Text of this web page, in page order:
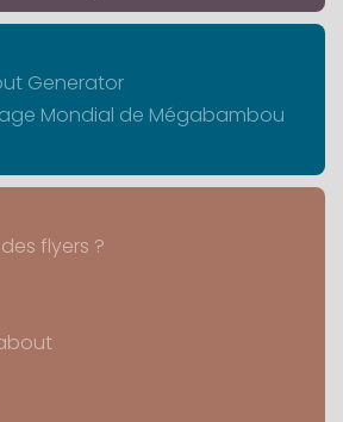
Generator
Mondial de Mégabambou
flyers ?